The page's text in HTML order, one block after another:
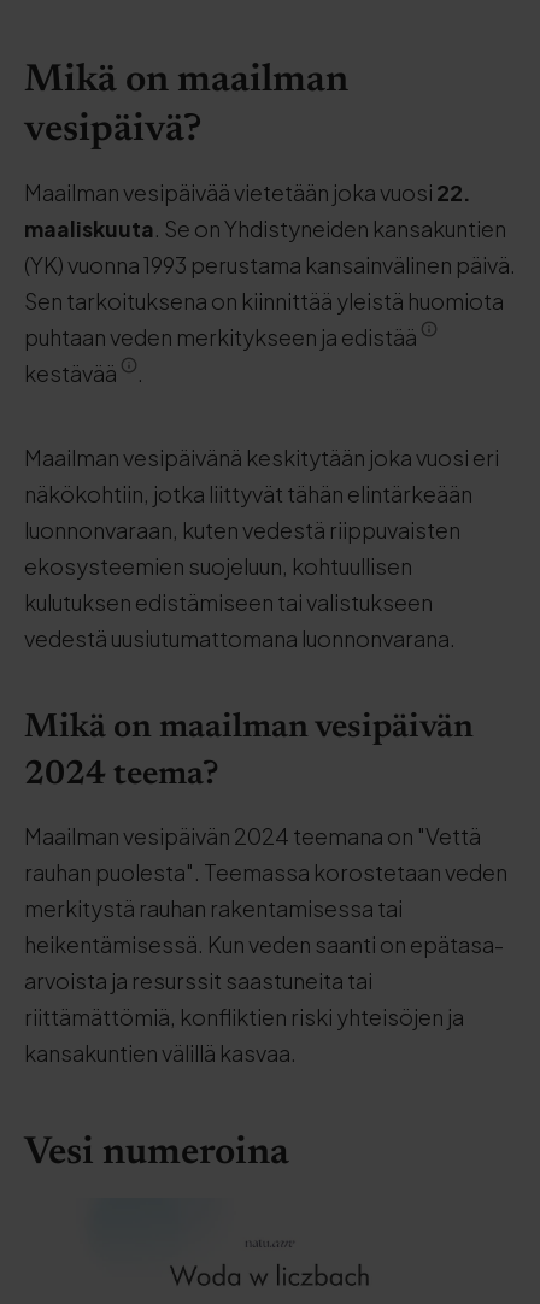
Mikä on maailman
vesipäivä?
Maailman vesipäivää vietetään joka vuosi 22.
maaliskuuta. Se on Yhdistyneiden kansakuntien
(YK) vuonna 1993 perustama kansainvälinen päivä.
Sen tarkoituksena on kiinnittää yleistä huomiota
puhtaan veden merkitykseen ja edistää
kestävää
.
Maailman vesipäivänä keskitytään joka vuosi eri
näkökohtiin, jotka liittyvät tähän elintärkeään
luonnonvaraan, kuten vedestä riippuvaisten
ekosysteemien suojeluun, kohtuullisen
kulutuksen edistämiseen tai valistukseen
vedestä uusiutumattomana luonnonvarana.
Mikä on maailman vesipäivän
2024 teema?
Maailman vesipäivän 2024 teemana on "Vettä
rauhan puolesta". Teemassa korostetaan veden
merkitystä rauhan rakentamisessa tai
heikentämisessä. Kun veden saanti on epätasa-
arvoista ja resurssit saastuneita tai
riittämättömiä, konfliktien riski yhteisöjen ja
kansakuntien välillä kasvaa.
Vesi numeroina